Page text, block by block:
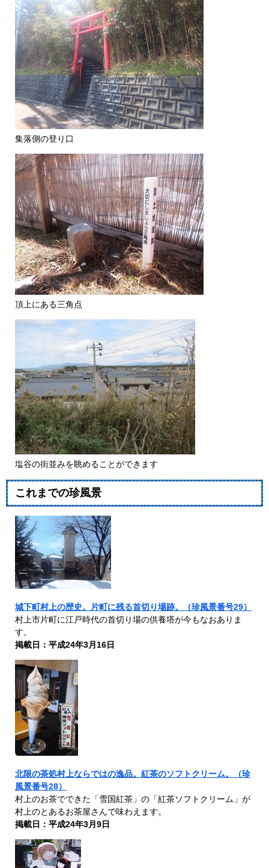
集落側の登り口
頂上にある三角点
塩谷の街並みを眺めることができます
これまでの珍風景
城下町村上の歴史。片町に残る首切り場跡。（珍風景番号29）
村上市片町に江戸時代の首切り場の供養塔が今もなおありま
す。
掲載日：平成24年3月16日
北限の茶処村上ならではの逸品。紅茶のソフトクリーム。（珍
風景番号28）
村上のお茶でできた「雪国紅茶」の「紅茶ソフトクリーム」が
村上のとあるお茶屋さんで味わえます。
掲載日：平成24年3月9日